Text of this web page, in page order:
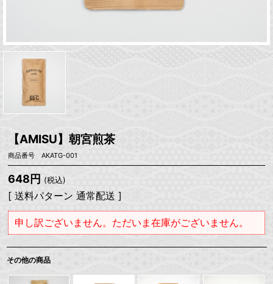
【AMISU】朝宮煎茶
商品番号 AKATG-001
648円 (税込)
[ 送料パターン 通常配送 ]
申し訳ございません。ただいま在庫がございません。
その他の商品